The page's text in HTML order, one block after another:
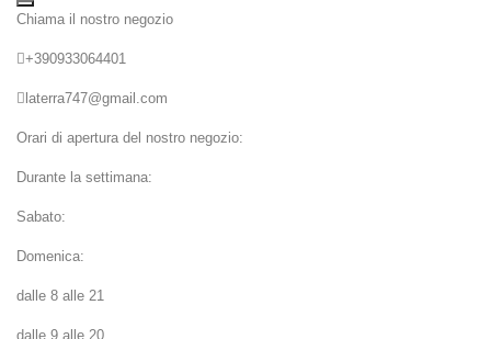
Chiama il nostro negozio
+390933064401
laterra747@gmail.com
Orari di apertura del nostro negozio:
Durante la settimana:
Sabato:
Domenica:
dalle 8 alle 21
dalle 9 alle 20